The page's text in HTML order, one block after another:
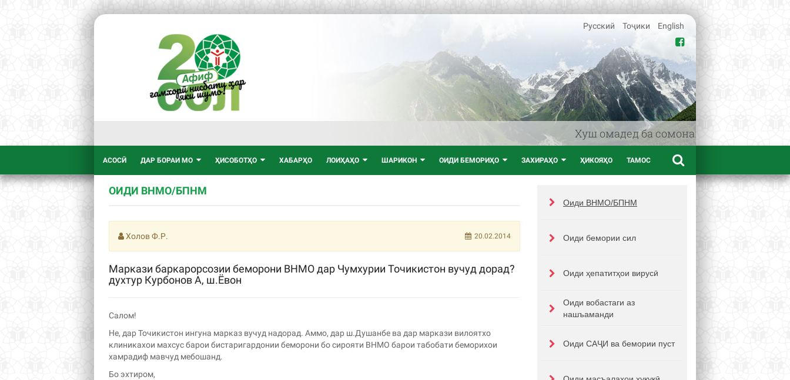
Хуш омадед ба сомонаи www.afif.tj –
Русский Тоҷики English
АСОСӢ ДАР БОРАИ МО ҲИСОБОТҲО ХАБАРҲО ЛОИҲАҲО ШАРИКОН ОИДИ БЕМОРИҲО ЗАХИРАҲО ҲИКОЯҲО ТАМОС
ОИДИ ВНМО/БПНМ
Холов Ф.Р. 20.02.2014
Маркази баркарорсозии беморони ВНМО дар Чумхурии Точикистон вучуд дорад?
духтур Курбонов А, ш.Ёвон
Салом!
Не, дар Точикистон ингуна марказ вучуд надорад. Аммо, дар ш.Душанбе ва дар маркази вилоятхо
клиникахои махсус барои бистаригардонии беморони бо сирояти ВНМО барои табобати беморихои
хамрадиф мавчуд мебошанд.
Бо эхтиром,
Оиди ВНМО/БПНМ
Оиди бемории сил
Оиди ҳепатитҳои вирусӣ
Оиди вобастаги аз
нашъаманди
Оиди САҶИ ва бемории пуст